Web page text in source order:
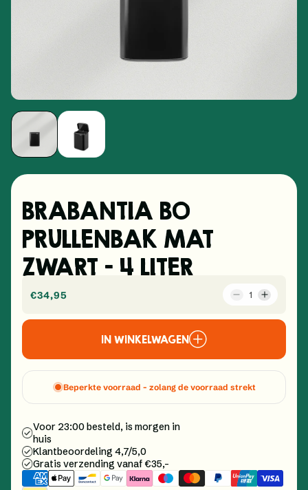
BRABANTIA BO
PRULLENBAK MAT
ZWART – 4 LITER
Normale prijs
€34,95
Aantal
verlagen
Default
Title
Title
IN WINKELWAGEN
Beperkte voorraad - zolang de voorraad strekt
Voor 23:00 besteld, is morgen in
huis
Klantbeoordeling 4,7/5,0
Gratis verzending vanaf €35,-